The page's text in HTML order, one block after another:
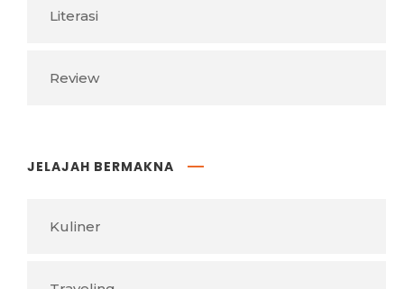
Literasi
Review
JELAJAH BERMAKNA
Kuliner